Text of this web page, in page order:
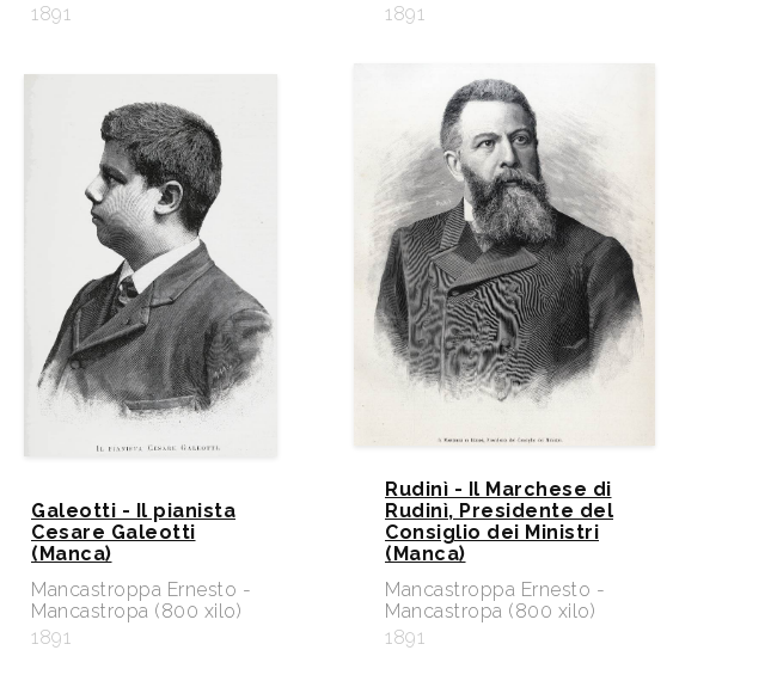
1891
1891
Galeotti - Il pianista
Cesare Galeotti
(Manca)
Mancastroppa Ernesto -
Mancastropa (800 xilo)
1891
Rudinì - Il Marchese di
Rudinì, Presidente del
Consiglio dei Ministri
(Manca)
Mancastroppa Ernesto -
Mancastropa (800 xilo)
1891